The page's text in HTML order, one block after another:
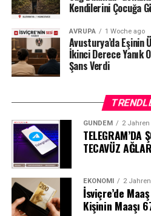
Kaynak: BAFU / BRK News
Kendilerini Çocuğa
AVRUPA 1 Woche ago
Avusturya’da Eşinin
İkinci Derece Yanık
Şans Verdi
GÜNDEM 2 Jahren
TELEGRAM’DA
TECAVÜZ
EKONOMI 2
İsviçre’de
Kişinin Maaşı